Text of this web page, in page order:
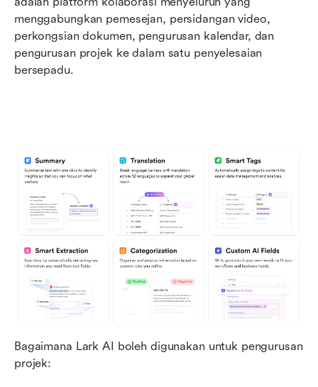
menggabungkan pemesejan, persidangan video,
perkongsian dokumen, pengurusan kalendar, dan
pengurusan projek ke dalam satu penyelesaian
bersepadu.
Bagaimana Lark AI boleh digunakan untuk pengurusan
projek: